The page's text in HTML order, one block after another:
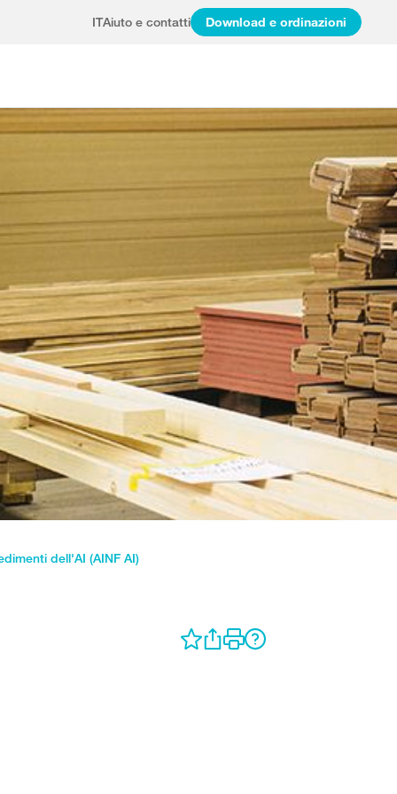
ITAiuto e contatti Download e ordinazioni
dell'AI (AINF AI)